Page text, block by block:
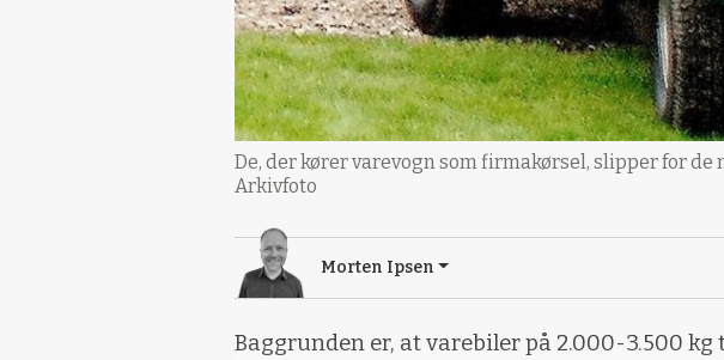
De, der kører varevogn som firmakørsel, slipper for
Arkivfoto
Morten Ipsen
Baggrunden er, at varebiler på 2.000-3.500